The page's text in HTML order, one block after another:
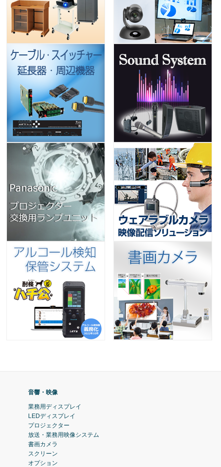
音響・映像
業務用ディスプレイ
LEDディスプレイ
プロジェクター
放送・業務用映像システム
書画カメラ
スクリーン
オプション